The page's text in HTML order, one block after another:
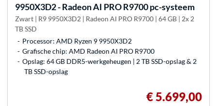
9950X3D2 - Radeon AI PRO R9700 pc-systeem
Zwart | R9 9950X3D2 | Radeon AI PRO R9700 | 64 GB | 2x 2
TB SSD
Processor: AMD Ryzen 9 9950X3D2
Grafische chip: AMD Radeon AI PRO R9700
Opslag: 64 GB DDR5-werkgeheugen | 2 TB SSD-opslag & 2
TB SSD-opslag
€ 5.699,00